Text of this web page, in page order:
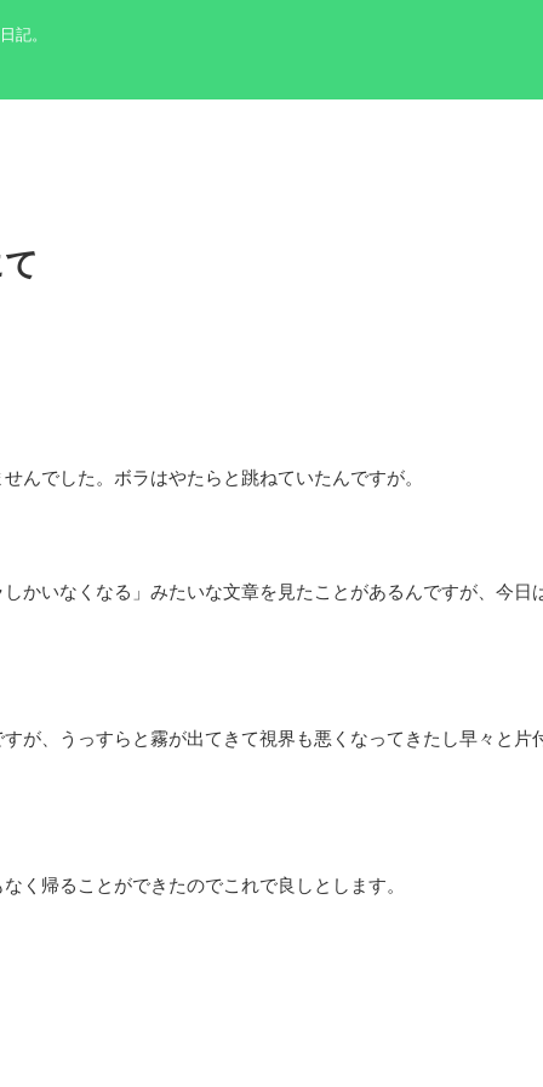
記。
んでした。ボラはやたらと跳ねていたんですが。
かいなくなる」みたいな文章を見たことがあるんですが、今日
が、うっすらと霧が出てきて視界も悪くなってきたし早々と片
く帰ることができたのでこれで良しとします。